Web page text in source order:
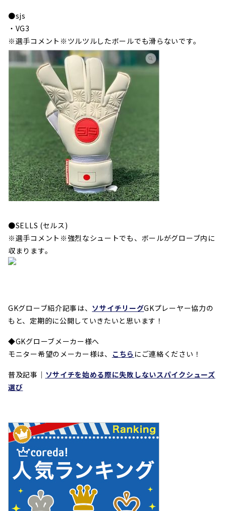
●sjs
・VG3
※選手コメント※ツルツルしたボールでも滑らないです。
●SELLS (セルス)
※選手コメント※強烈なシュートでも、ボールがグローブ内に
収まります。
GKグローブ紹介記事は、 ソサイチリーグGKプレーヤー協力の
もと、定期的に公開していきたいと思います！
◆GKグローブメーカー様へ
モニター希望のメーカー様は、 こちら にご連絡ください！
普及記事｜ ソサイチを始める際に失敗しないスパイクシューズ
選び